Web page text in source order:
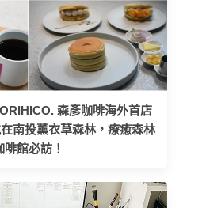
森彥咖啡海外首店
在南投薰衣草森林，療癒森林
啡館必訪！